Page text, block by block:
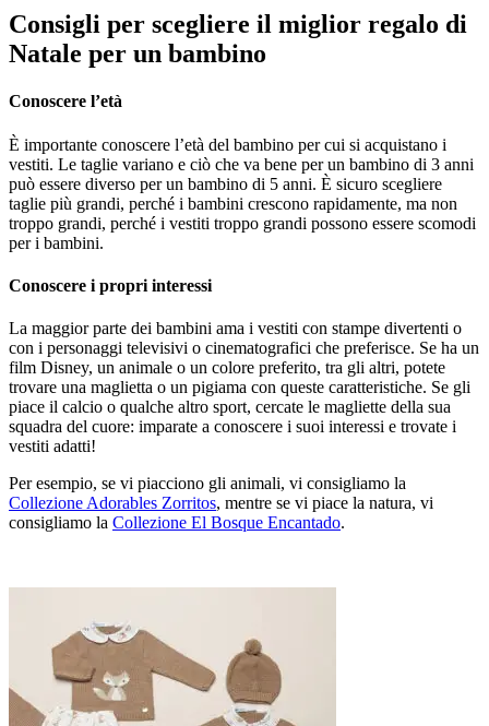
Consigli per scegliere il miglior regalo di
Natale per un bambino
Conoscere l’età
È importante conoscere l’età del bambino per cui si acquistano i
vestiti. Le taglie variano e ciò che va bene per un bambino di 3 anni
può essere diverso per un bambino di 5 anni. È sicuro scegliere
taglie più grandi, perché i bambini crescono rapidamente, ma non
troppo grandi, perché i vestiti troppo grandi possono essere scomodi
per i bambini.
Conoscere i propri interessi
La maggior parte dei bambini ama i vestiti con stampe divertenti o
con i personaggi televisivi o cinematografici che preferisce. Se ha un
film Disney, un animale o un colore preferito, tra gli altri, potete
trovare una maglietta o un pigiama con queste caratteristiche. Se gli
piace il calcio o qualche altro sport, cercate le magliette della sua
squadra del cuore: imparate a conoscere i suoi interessi e trovate i
vestiti adatti!
Per esempio, se vi piacciono gli animali, vi consigliamo la
Collezione Adorables Zorritos, mentre se vi piace la natura, vi
consigliamo la Collezione El Bosque Encantado.